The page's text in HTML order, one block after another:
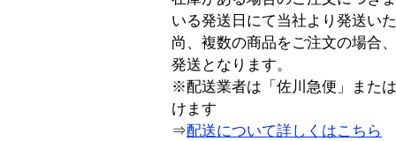
いる発送日にて当社より発送い
尚、複数の商品をご注文の場合
発送となります。
※配送業者は「佐川急便」また
けます
⇒配送について詳しくはこちら